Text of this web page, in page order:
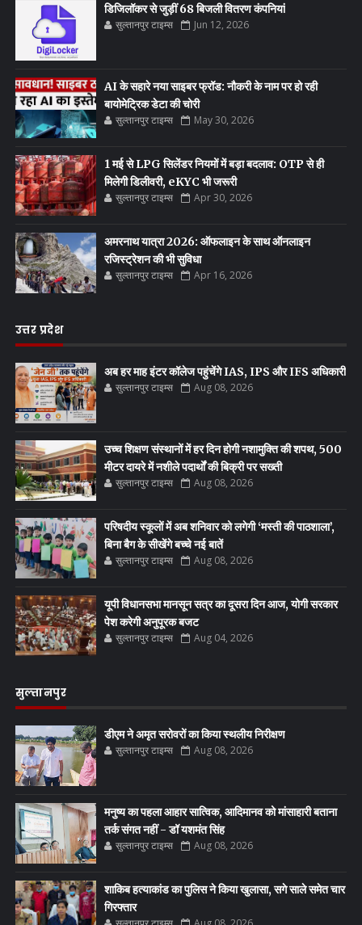
डिजिलॉकर से जुड़ीं 68 बिजली वितरण कंपनियां
सुल्तानपुर टाइम्स Jun 12, 2026
AI के सहारे नया साइबर फ्रॉड: नौकरी के नाम पर हो रही
बायोमेट्रिक डेटा की चोरी
सुल्तानपुर टाइम्स May 30, 2026
1 मई से LPG सिलेंडर नियमों में बड़ा बदलाव: OTP से ही
मिलेगी डिलीवरी, eKYC भी जरूरी
सुल्तानपुर टाइम्स Apr 30, 2026
अमरनाथ यात्रा 2026: ऑफलाइन के साथ ऑनलाइन
रजिस्ट्रेशन की भी सुविधा
सुल्तानपुर टाइम्स Apr 16, 2026
उत्तर प्रदेश
अब हर माह इंटर कॉलेज पहुंचेंगे IAS, IPS और IFS अधिकारी
सुल्तानपुर टाइम्स Aug 08, 2026
उच्च शिक्षण संस्थानों में हर दिन होगी नशामुक्ति की शपथ, 500
मीटर दायरे में नशीले पदार्थों की बिक्री पर सख्ती
सुल्तानपुर टाइम्स Aug 08, 2026
परिषदीय स्कूलों में अब शनिवार को लगेगी ‘मस्ती की पाठशाला’,
बिना बैग के सीखेंगे बच्चे नई बातें
सुल्तानपुर टाइम्स Aug 08, 2026
यूपी विधानसभा मानसून सत्र का दूसरा दिन आज, योगी सरकार
पेश करेगी अनुपूरक बजट
सुल्तानपुर टाइम्स Aug 04, 2026
सुल्तानपुर
डीएम ने अमृत सरोवरों का किया स्थलीय निरीक्षण
सुल्तानपुर टाइम्स Aug 08, 2026
मनुष्य का पहला आहार सात्विक, आदिमानव को मांसाहारी बताना
तर्क संगत नहीं - डॉ यशमंत सिंह
सुल्तानपुर टाइम्स Aug 08, 2026
शाकिब हत्याकांड का पुलिस ने किया खुलासा, सगे साले समेत चार
गिरफ्तार